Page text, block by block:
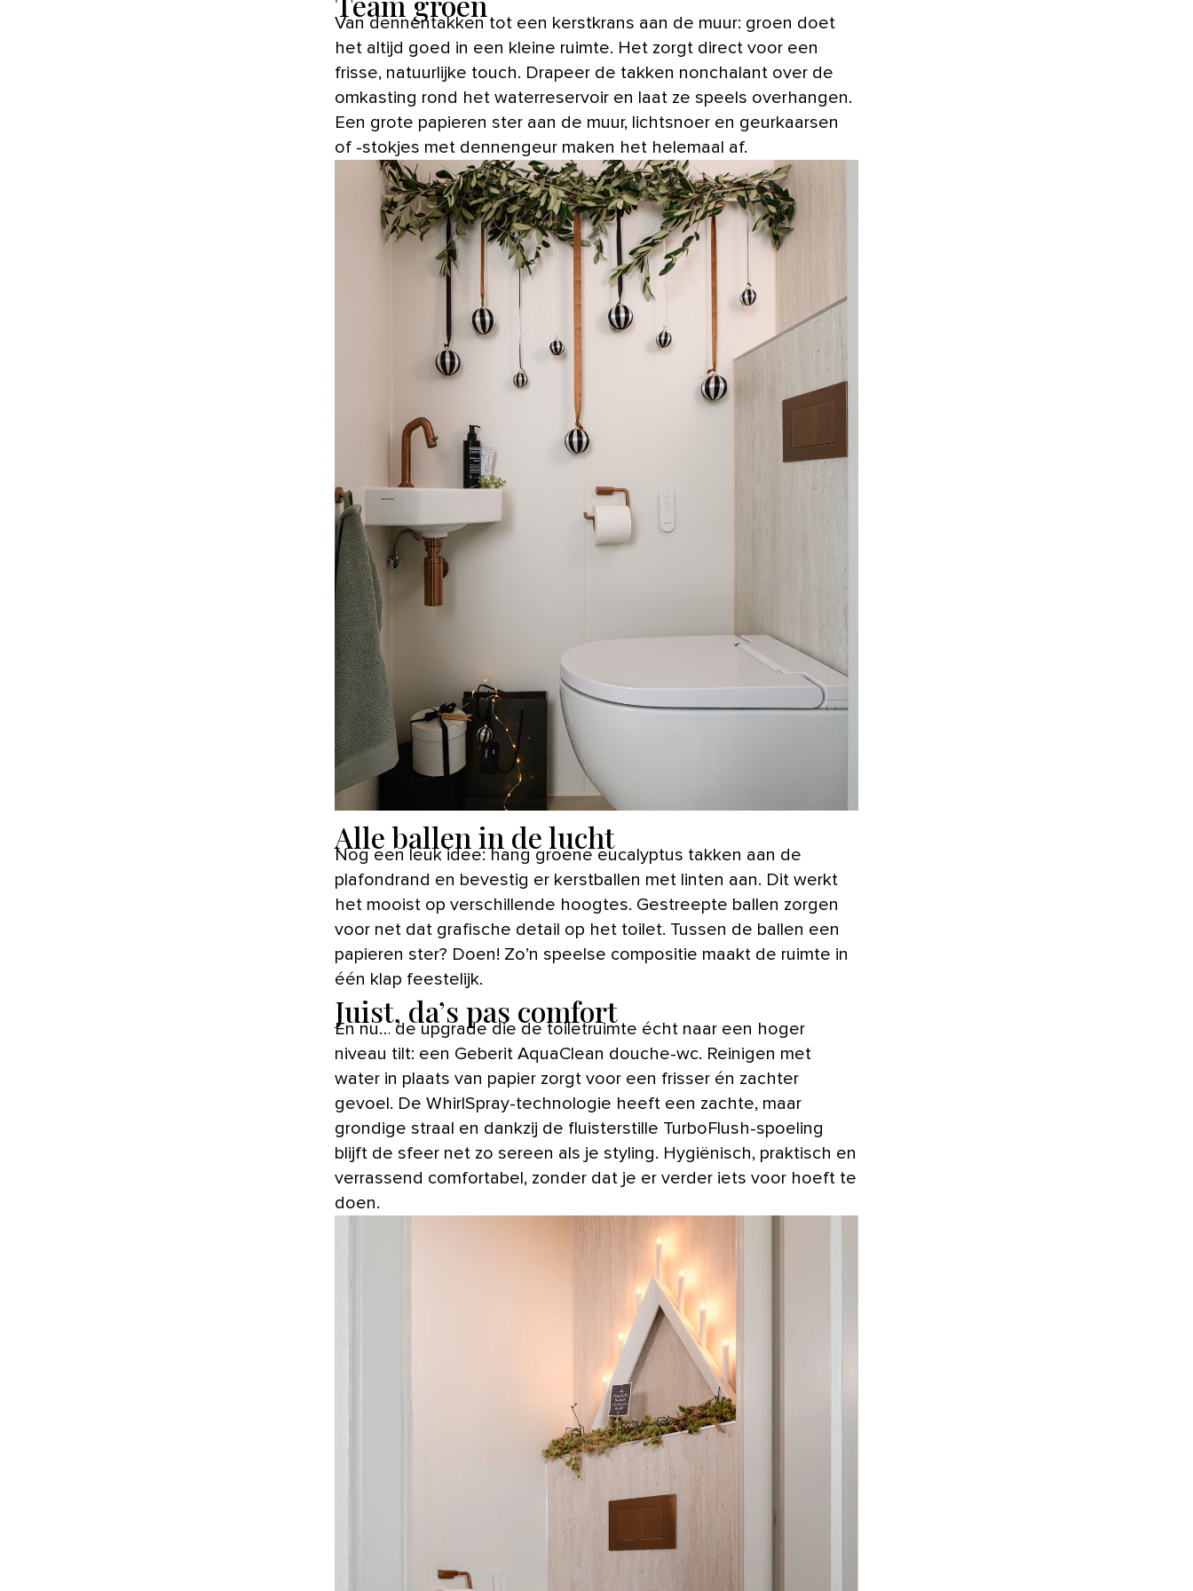
Van dennentakken tot een kerstkrans aan de muur: groen doet
het altijd goed in een kleine ruimte. Het zorgt direct voor een
frisse, natuurlijke touch. Drapeer de takken nonchalant over de
omkasting rond het waterreservoir en laat ze speels overhangen.
Een grote papieren ster aan de muur, lichtsnoer en geurkaarsen
of -stokjes met dennengeur maken het helemaal af.
Alle ballen in de lucht
Nog een leuk idee: hang groene eucalyptus takken aan de
plafondrand en bevestig er kerstballen met linten aan. Dit werkt
het mooist op verschillende hoogtes. Gestreepte ballen zorgen
voor net dat grafische detail op het toilet. Tussen de ballen een
papieren ster? Doen! Zo’n speelse compositie maakt de ruimte in
één klap feestelijk.
Juist, da’s pas comfort
En nu… de upgrade die de toiletruimte écht naar een hoger
niveau tilt: een Geberit AquaClean douche-wc. Reinigen met
water in plaats van papier zorgt voor een frisser én zachter
gevoel. De WhirlSpray-technologie heeft een zachte, maar
grondige straal en dankzij de fluisterstille TurboFlush-spoeling
blijft de sfeer net zo sereen als je styling. Hygiënisch, praktisch en
verrassend comfortabel, zonder dat je er verder iets voor hoeft te
doen.